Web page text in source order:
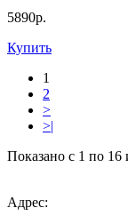
5890р.
Купить
1
2
>
>|
Показано с 1 по 16
Адрес: